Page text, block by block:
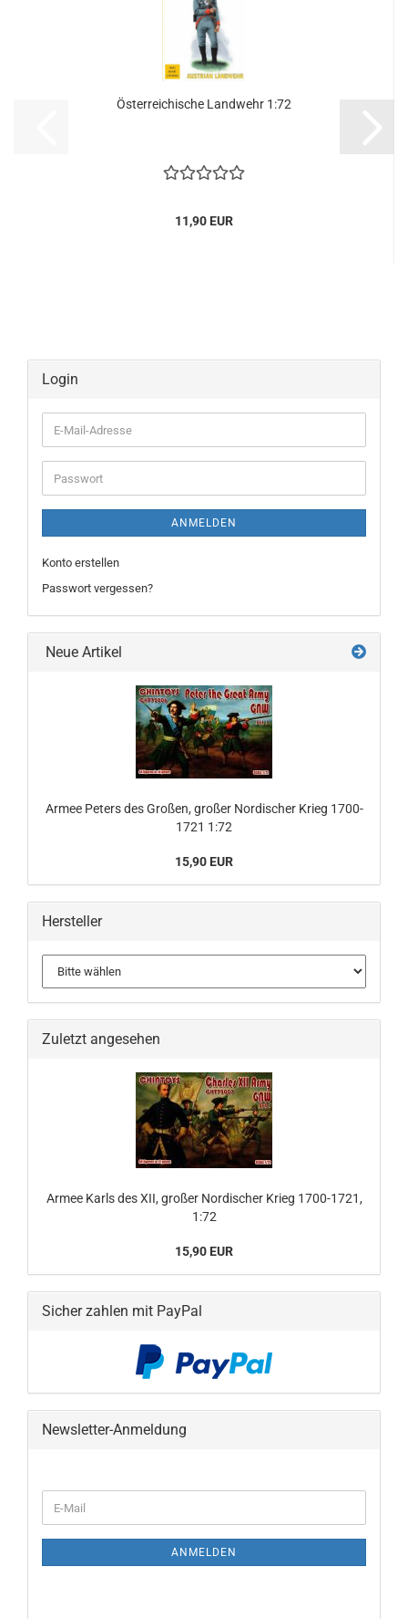
Österreichische Landwehr 1:72
11,90 EUR
Login
E-
Mail-
Adresse
Passwort
ANMELDEN
Konto erstellen
Passwort vergessen?
Neue Artikel
Armee Peters des Großen, großer Nordischer Krieg 1700-
1721 1:72
15,90 EUR
Hersteller
Zuletzt angesehen
Armee Karls des XII, großer Nordischer Krieg 1700-1721,
1:72
15,90 EUR
Sicher zahlen mit PayPal
Newsletter-Anmeldung
ZUR
E-
Mail
ANMELDEN